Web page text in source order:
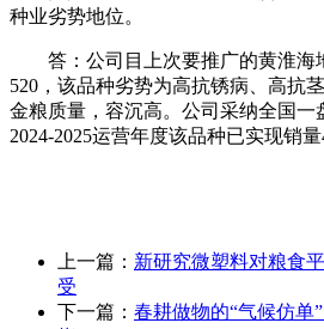
种业劣势地位。
答：公司目上次要推广的黄淮海
520，该品种劣势为高抗锈病、高抗
金粮质量，容沉高。公司采纳全国一
2024-2025运营年度该品种已实现销量
上一篇： 新研究微塑料对粮食
受
下一篇： 春耕做物的“气候仿单